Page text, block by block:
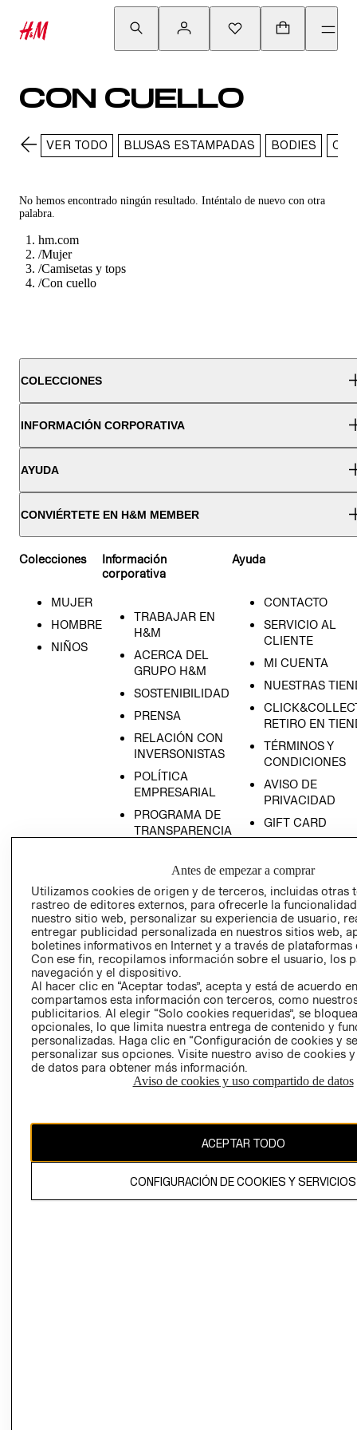
CON CUELLO
VER TODO BLUSAS ESTAMPADAS BODIES
No hemos encontrado ningún resultado. Inténtalo de nuevo con otra
palabra.
hm.com
/Mujer
/Camisetas y tops
/Con cuello
COLECCIONES
INFORMACIÓN CORPORATIVA
AYUDA
CONVIÉRTETE EN H&M MEMBER
Colecciones
MUJER
HOMBRE
NIÑOS
Información
corporativa
TRABAJAR EN
H&M
ACERCA DEL
GRUPO H&M
SOSTENIBILIDAD
PRENSA
RELACIÓN CON
INVERSONISTAS
POLÍTICA
EMPRESARIAL
PROGRAMA DE
TRANSPARENCIA
PROGRAMA DE
TRANSPARENCIA
Y ÉTICA (INGLÉS)
Ayuda
CONTACTO
SERVICIO AL
CLIENTE
MI CUENTA
NUESTRAS
RETIRO EN
TÉRMINOS Y
CONDICIONES
AVISO DE
PRIVACIDAD
GIFT CARD
COMERCIO - SIC
PETICIONES
QUEJAS Y
RECLAMOS
Colombia ($)
El contenido de esta página web está protegido por copyright y es
propiedad de H&M Hennes & Mauritz AB.
Antes de empezar a comprar
Utilizamos cookies de origen y de terceros, incluidas otras
rastreo de editores externos, para ofrecerle la
nuestro sitio web, personalizar su experiencia de usuario,
entregar publicidad personalizada en nuestros sitios web,
boletines informativos en Internet y a través de plataformas
Con ese fin, recopilamos información sobre el usuario, los
navegación y el dispositivo.
Al hacer clic en “Aceptar todas”, acepta y está de acuerdo
compartamos esta información con terceros, como
publicitarios. Al elegir “Solo cookies requeridas”, se
opcionales, lo que limita nuestra entrega de contenido y
personalizadas. Haga clic en “Configuración de cookies y
personalizar sus opciones. Visite nuestro aviso de cookies
de datos para obtener más información.
Aviso de cookies y uso compartido de datos
ACEPTAR TODO
CONFIGURACIÓN DE COOKIES Y SERVICIOS